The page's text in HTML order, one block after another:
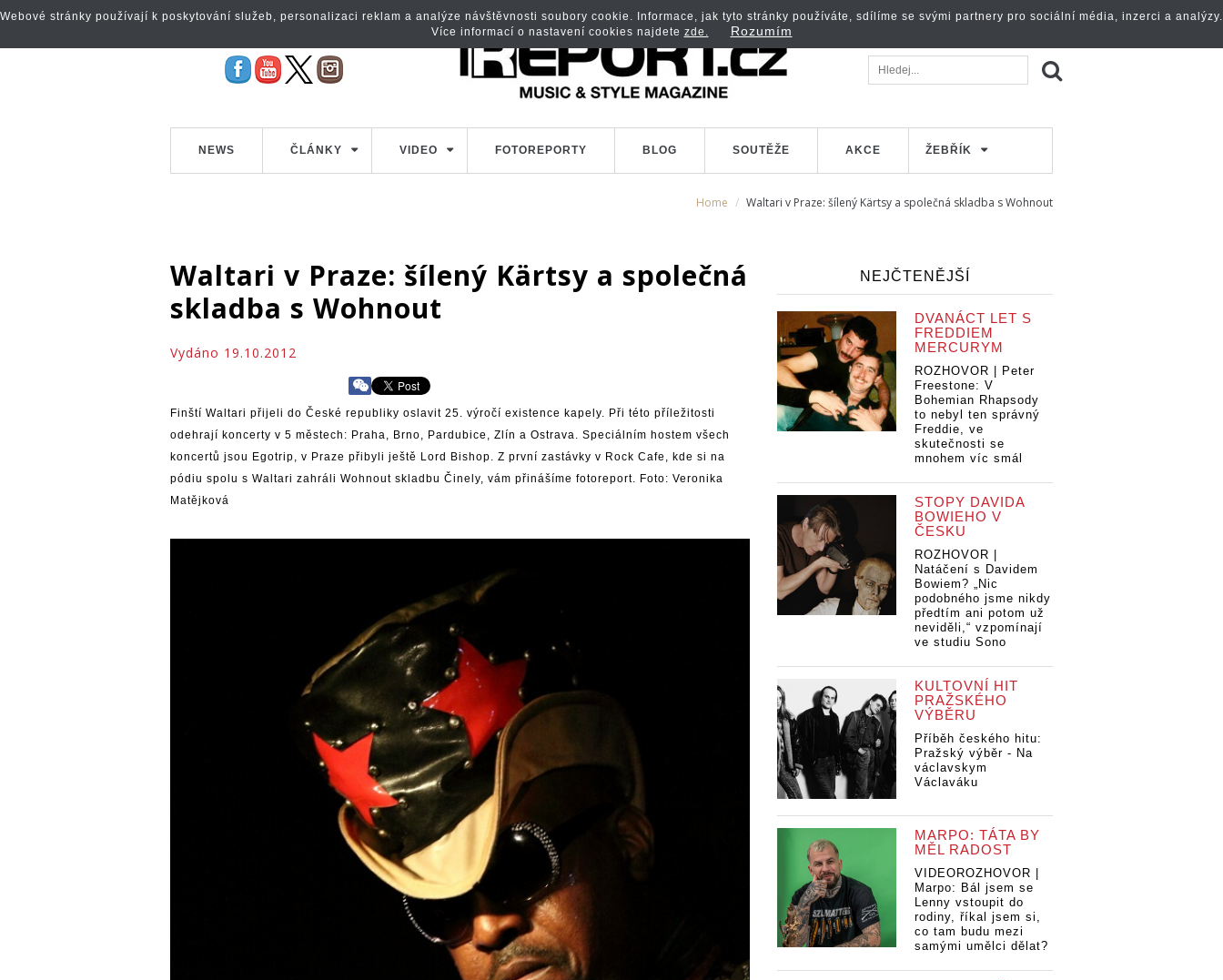
NEWS ČLÁNKY VIDEO FOTOREPORTY BLOG SOUTĚŽE AKCE ŽEBŘÍK
Home Waltari v Praze: šílený Kärtsy a společná skladba s Wohnout
Waltari v Praze: šílený Kärtsy a společná
skladba s Wohnout
Vydáno 19.10.2012
Finští Waltari přijeli do České republiky oslavit 25. výročí existence kapely. Při této příležitosti
odehrají koncerty v 5 městech: Praha, Brno, Pardubice, Zlín a Ostrava. Speciálním hostem všech
koncertů jsou Egotrip, v Praze přibyli ještě Lord Bishop. Z první zastávky v Rock Cafe, kde si na
pódiu spolu s Waltari zahráli Wohnout skladbu Činely, vám přinášíme fotoreport. Foto: Veronika
Matějková
NEJČTENĚJŠÍ
DVANÁCT LET S
FREDDIEM
MERCURYM
ROZHOVOR | Peter
Freestone: V
Bohemian Rhapsody
to nebyl ten správný
Freddie, ve
skutečnosti se
mnohem víc smál
STOPY DAVIDA
BOWIEHO V
ČESKU
ROZHOVOR |
Natáčení s Davidem
Bowiem? „Nic
podobného jsme nikdy
předtím ani potom už
neviděli,“ vzpomínají
ve studiu Sono
KULTOVNÍ HIT
PRAŽSKÉHO
VÝBĚRU
Příběh českého hitu:
Pražský výběr - Na
václavskym
Václaváku
MARPO: TÁTA BY
MĚL RADOST
VIDEOROZHOVOR |
Marpo: Bál jsem se
Lenny vstoupit do
rodiny, říkal jsem si,
co tam budu mezi
samými umělci dělat?
Webové stránky používají k poskytování služeb, personalizaci reklam a analýze návštěvnosti soubory cookie. Informace, jak tyto stránky používáte, sdílíme se svými partnery pro sociální média, inzerci a analýzy.
Více informací o nastavení cookies najdete zde. Rozumím